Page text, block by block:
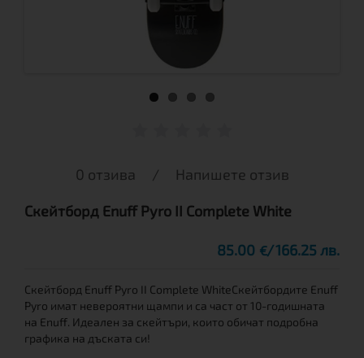
0 отзива / Напишете отзив
Скейтборд Enuff Pyro II Complete White
85.00 € 166.25 лв.
Скейтборд Enuff Pyro II Complete WhiteСкейтбордите Enuff
Pyro имат невероятни щампи и са част от 10-годишната
на Enuff. Идеален за скейтъри, които обичат подробна
графика на дъската си!